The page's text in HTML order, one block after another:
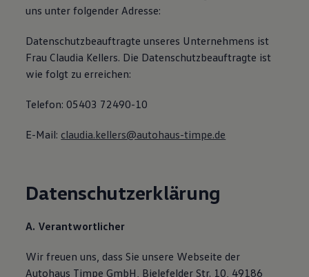
75 Jahre Bulli Jubiläum
Fahrzeugabholung ab Werk
uns unter folgender Adresse:
Datenschutzbeauftragte unseres Unternehmens ist
Frau Claudia Kellers. Die Datenschutzbeauftragte ist
wie folgt zu erreichen:
Telefon: 05403 72490-10
E-Mail: claudia.kellers@autohaus-timpe.de
Datenschutzerklärung
A. Verantwortlicher
Wir freuen uns, dass Sie unsere Webseite der
Autohaus Timpe GmbH, Bielefelder Str. 10, 49186